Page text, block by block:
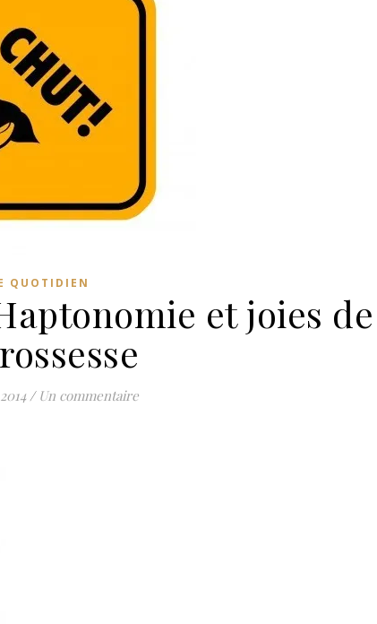
QUOTIDIEN
et joies de
/ Un commentaire